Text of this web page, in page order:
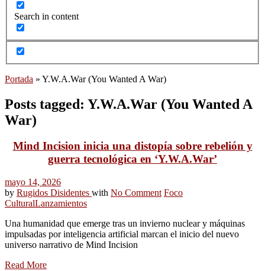
Search in content
Portada » Y.W.A.War (You Wanted A War)
Posts tagged: Y.W.A.War (You Wanted A
War)
Mind Incision inicia una distopía sobre rebelión y
guerra tecnológica en ‘Y.W.A.War’
mayo 14, 2026
by Rugidos Disidentes with No Comment Foco
CulturalLanzamientos
Una humanidad que emerge tras un invierno nuclear y máquinas
impulsadas por inteligencia artificial marcan el inicio del nuevo
universo narrativo de Mind Incision
Read More